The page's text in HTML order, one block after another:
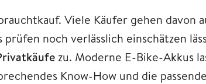
Viele Käufer gehen davon
noch verlässlich einschätzen
zu. Moderne E-Bike-Akkus
Know-How und die passende